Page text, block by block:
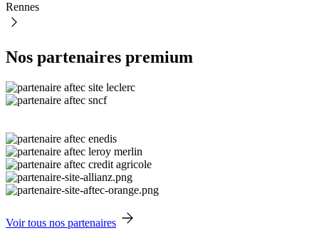
Rennes
Nos partenaires premium
Voir tous nos partenaires